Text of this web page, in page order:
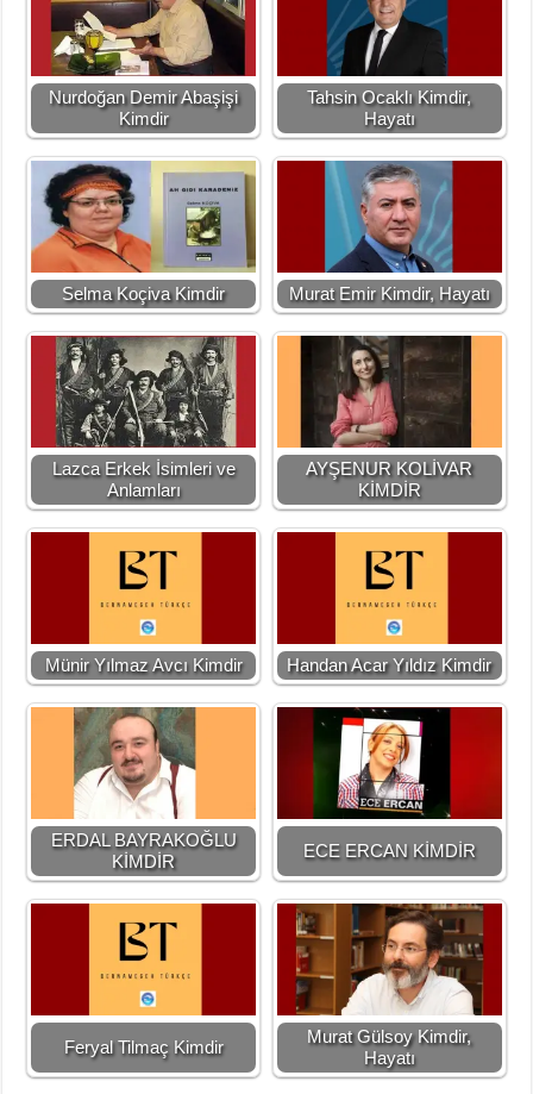
Nurdoğan Demir Abaşişi
Kimdir
Tahsin Ocaklı Kimdir,
Hayatı
Selma Koçiva Kimdir Murat Emir Kimdir, Hayatı
Lazca Erkek İsimleri ve
Anlamları
AYŞENUR KOLİVAR
KİMDİR
Münir Yılmaz Avcı Kimdir Handan Acar Yıldız Kimdir
ERDAL BAYRAKOĞLU
KİMDİR
ECE ERCAN KİMDİR
Feryal Tilmaç Kimdir
Murat Gülsoy Kimdir,
Hayatı